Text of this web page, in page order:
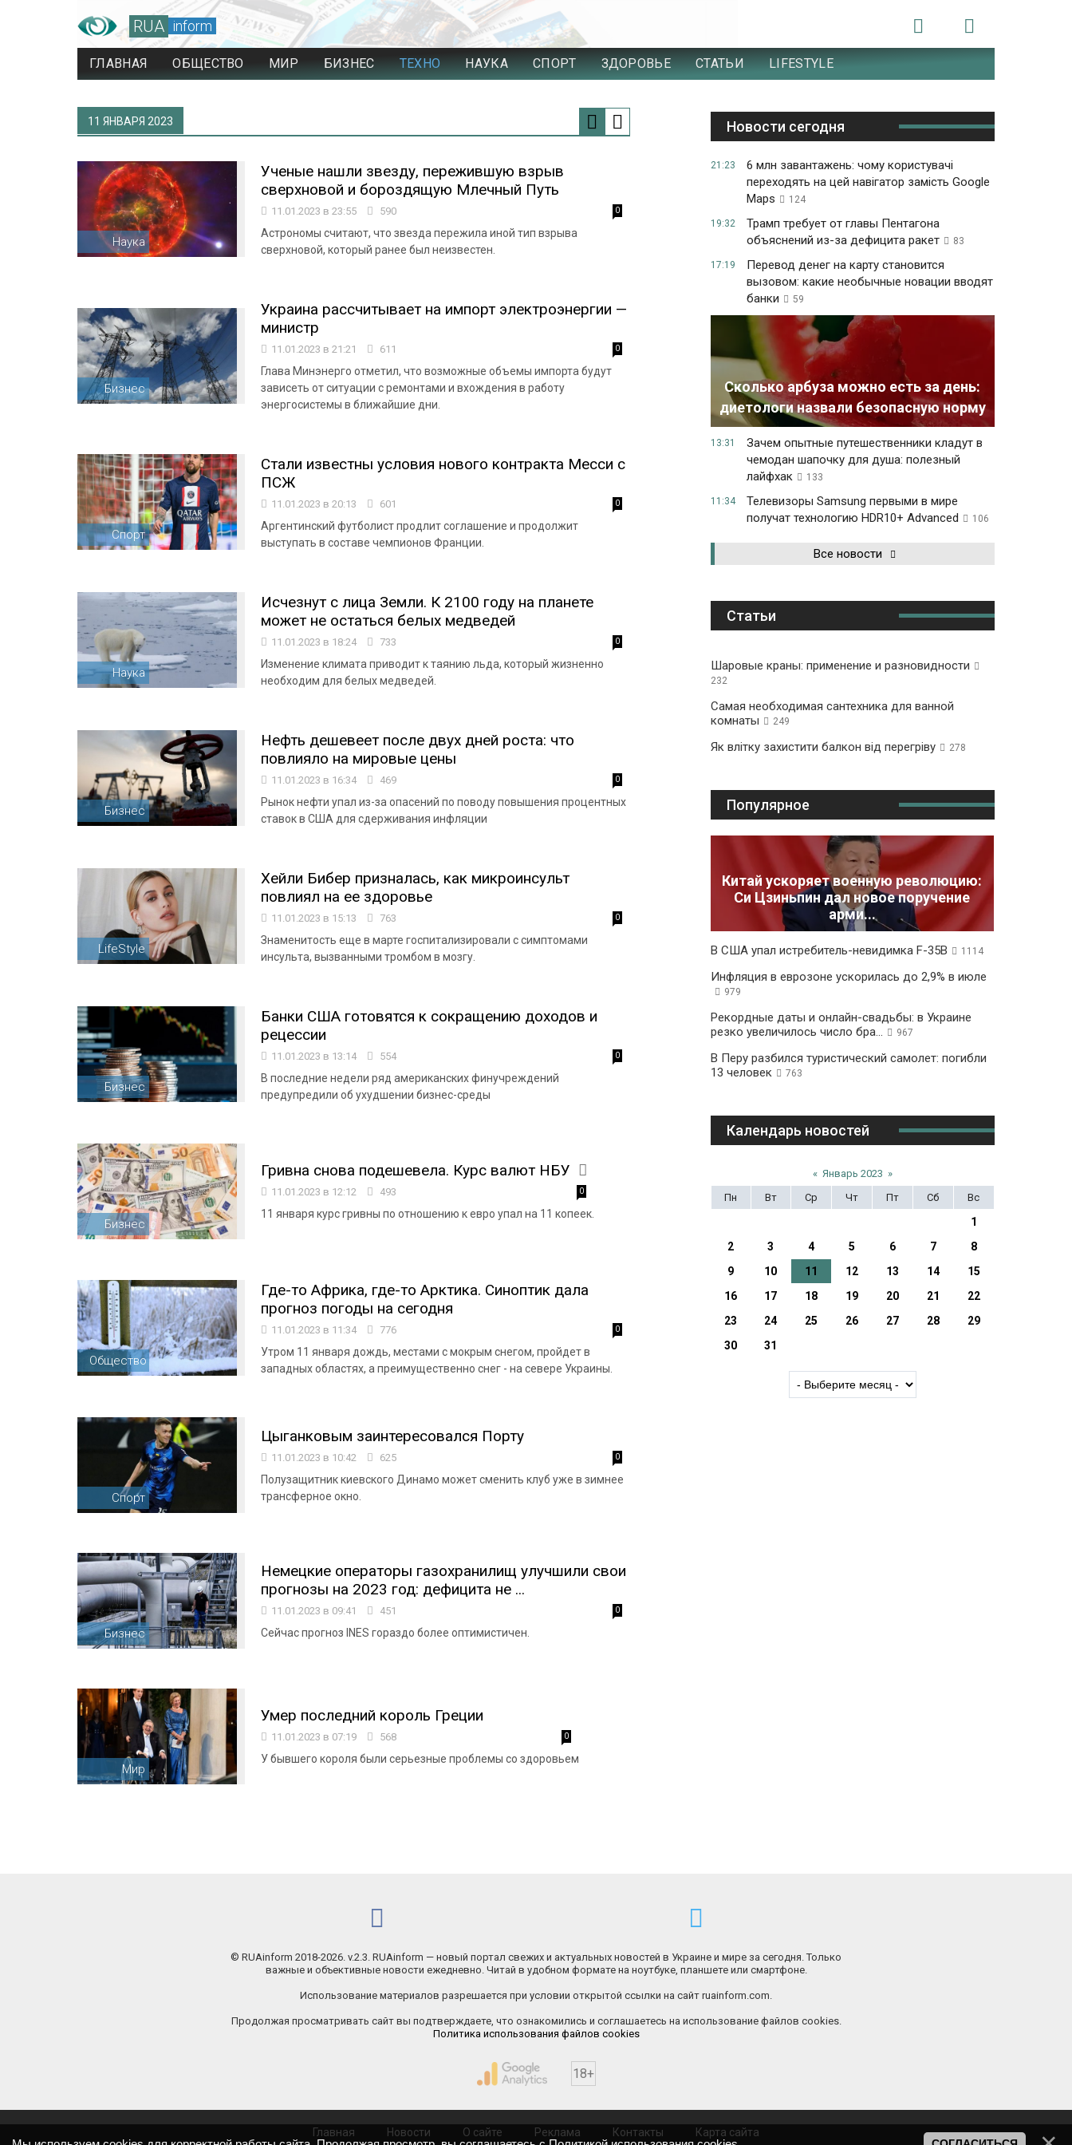
RUA inform
ГЛАВНАЯ ОБЩЕСТВО МИР БИЗНЕС ТЕХНО НАУКА СПОРТ ЗДОРОВЬЕ СТАТЬИ LIFESTYLE
11 ЯНВАРЯ 2023
Наука
Ученые нашли звезду, пережившую взрыв
сверхновой и бороздящую Млечный Путь
11.01.2023 в 23:55 590 0
Астрономы считают, что звезда пережила иной тип взрыва
сверхновой, который ранее был неизвестен.
Бизнес
Украина рассчитывает на импорт электроэнергии —
министр
11.01.2023 в 21:21 611 0
Глава Минэнерго отметил, что возможные объемы импорта будут
зависеть от ситуации с ремонтами и вхождения в работу
энергосистемы в ближайшие дни.
Спорт
Стали известны условия нового контракта Месси с
ПСЖ
11.01.2023 в 20:13 601 0
Аргентинский футболист продлит соглашение и продолжит
выступать в составе чемпионов Франции.
Наука
Исчезнут с лица Земли. К 2100 году на планете
может не остаться белых медведей
11.01.2023 в 18:24 733 0
Изменение климата приводит к таянию льда, который жизненно
необходим для белых медведей.
Бизнес
Нефть дешевеет после двух дней роста: что
повлияло на мировые цены
11.01.2023 в 16:34 469 0
Рынок нефти упал из-за опасений по поводу повышения процентных
ставок в США для сдерживания инфляции
LifeStyle
Хейли Бибер призналась, как микроинсульт
повлиял на ее здоровье
11.01.2023 в 15:13 763 0
Знаменитость еще в марте госпитализировали с симптомами
инсульта, вызванными тромбом в мозгу.
Бизнес
Банки США готовятся к сокращению доходов и
рецессии
11.01.2023 в 13:14 554 0
В последние недели ряд американских финучреждений
предупредили об ухудшении бизнес-среды
Бизнес
Гривна снова подешевела. Курс валют НБУ
11.01.2023 в 12:12 493 0
11 января курс гривны по отношению к евро упал на 11 копеек.
Общество
Где-то Африка, где-то Арктика. Синоптик дала
прогноз погоды на сегодня
11.01.2023 в 11:34 776 0
Утром 11 января дождь, местами с мокрым снегом, пройдет в
западных областях, а преимущественно снег - на севере Украины.
Спорт
Цыганковым заинтересовался Порту
11.01.2023 в 10:42 625 0
Полузащитник киевского Динамо может сменить клуб уже в зимнее
трансферное окно.
Бизнес
Немецкие операторы газохранилищ улучшили свои
прогнозы на 2023 год: дефицита не ...
11.01.2023 в 09:41 451 0
Сейчас прогноз INES гораздо более оптимистичен.
Мир
Умер последний король Греции
11.01.2023 в 07:19 568 0
У бывшего короля были серьезные проблемы со здоровьем
Новости сегодня
21:23
6 млн завантажень: чому користувачі
переходять на цей навігатор замість Google
Maps
124
19:32
Трамп требует от главы Пентагона
объяснений из-за дефицита ракет
83
17:19
Перевод денег на карту становится
вызовом: какие необычные новации вводят
банки
59
Сколько арбуза можно есть за день:
диетологи назвали безопасную норму
13:31
Зачем опытные путешественники кладут в
чемодан шапочку для душа: полезный
лайфхак
133
11:34
Телевизоры Samsung первыми в мире
получат технологию HDR10+ Advanced
106
Все новости
Статьи
Шаровые краны: применение и разновидности
232
Самая необходимая сантехника для ванной
комнаты
249
Як влітку захистити балкон від перегріву 278
Популярное
Китай ускоряет военную революцию:
Си Цзиньпин дал новое поручение
арми...
В США упал истребитель-невидимка F-35B 1114
Инфляция в еврозоне ускорилась до 2,9% в июле
979
Рекордные даты и онлайн-свадьбы: в Украине
резко увеличилось число бра...
967
В Перу разбился туристический самолет: погибли
13 человек
763
Календарь новостей
« Январь 2023 »
Пн
Вт Ср Чт Пт Сб Вс
1
2
3 4 5 6 7
8
9
10 11 12 13 14
15
16
17 18 19 20 21
22
23
24 25 26 27 28
29
30
31
© RUAinform 2018-2026. v.2.3. RUAinform — новый портал свежих и актуальных новостей в Украине и мире за сегодня. Только
важные и объективные новости ежедневно. Читай в удобном формате на ноутбуке, планшете или смартфоне.
Использование материалов разрешается при условии открытой ссылки на сайт ruainform.com.
Продолжая просматривать сайт вы подтверждаете, что ознакомились и соглашаетесь на использование файлов cookies.
Политика использования файлов cookies
18+
Главная Новости О сайте Реклама Контакты Карта сайта